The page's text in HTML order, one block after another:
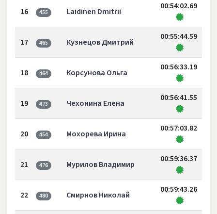
16 455 Laidinen Dmitrii
00:54:02.69
17 465 Кузнецов Дмитрий
00:55:44.59
18 464 Корсунова Ольга
00:56:33.19
19 473 Чехонина Елена
00:56:41.55
20 454 Мохорева Ирина
00:57:03.82
21 476 Мурилов Владимир
00:59:36.37
22 480 Смирнов Николай
00:59:43.26